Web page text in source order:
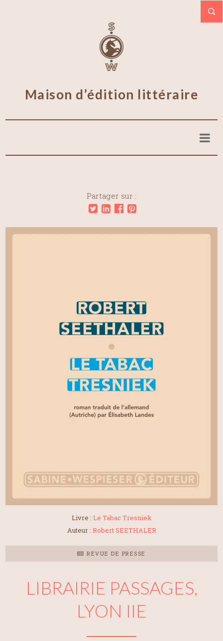
Maison d’édition littéraire
Partager sur :
Livre : Le Tabac Tresniek
Auteur : Robert SEETHALER
REVUE DE PRESSE
LIBRAIRIE PASSAGES,
LYON IIE